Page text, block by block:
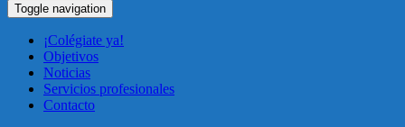
Toggle navigation
¡Colégiate ya!
Objetivos
Noticias
Servicios profesionales
Contacto